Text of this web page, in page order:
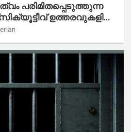
പരിമിതപ്പെടുത്തുന്ന
ഉത്തരവുകളിൽ